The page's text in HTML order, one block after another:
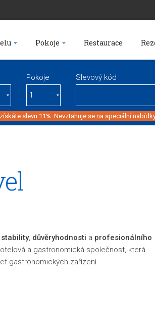
Pokoje Restaurace
Pokoje Slevový kód
slevu 11%. Nevztahuje se na speciální
stability, důvěryhodnosti a profesionálního
a gastronomická společnost, která
gastronomických zařízení.